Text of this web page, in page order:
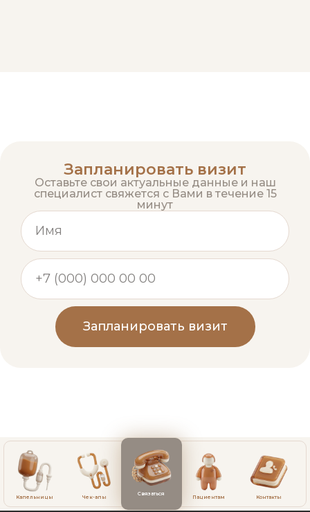
Запланировать визит
Оставьте свои актуальные данные и наш
специалист свяжется с Вами в течение 15
минут
Запланировать визит
Капельницы Чек-апы
Связаться
Пациентам Контакты